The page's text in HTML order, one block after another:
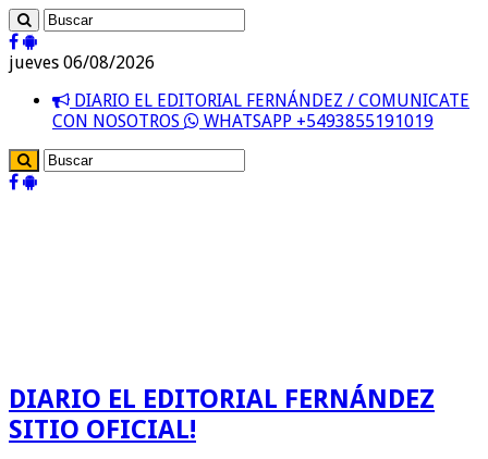
jueves 06/08/2026
DIARIO EL EDITORIAL FERNÁNDEZ / COMUNICATE
CON NOSOTROS
WHATSAPP +5493855191019
DIARIO EL EDITORIAL FERNÁNDEZ
SITIO OFICIAL!